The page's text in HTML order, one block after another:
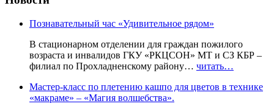
Познавательный час «Удивительное рядом»
В стационарном отделении для граждан пожилого
возраста и инвалидов ГКУ «РКЦСОН» МТ и СЗ КБР –
филиал по Прохладненскому району… читать…
Мастер-класс по плетению кашпо для цветов в технике
«макраме» – «Магия волшебства».